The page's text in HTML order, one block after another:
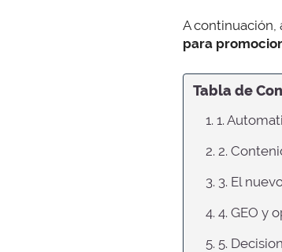
A continuación,
para
Tabla de
1. 1.
2. 2.
3. 3. El
4. 4. GEO y
5. 5.